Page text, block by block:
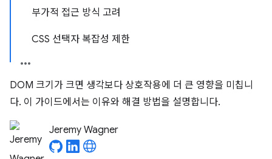
부가적 접근 방식 고려
CSS 선택자 복잡성 제한
DOM 크기가 크면 생각보다 상호작용에 더 큰 영향을 미칩니
다. 이 가이드에서는 이유와 해결 방법을 설명합니다.
Jeremy Wagner